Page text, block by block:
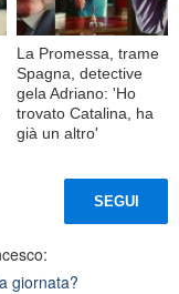
La Promessa, trame
Spagna, detective
gela Adriano: 'Ho
trovato Catalina, ha
già un altro'
SEGUI
giornata?